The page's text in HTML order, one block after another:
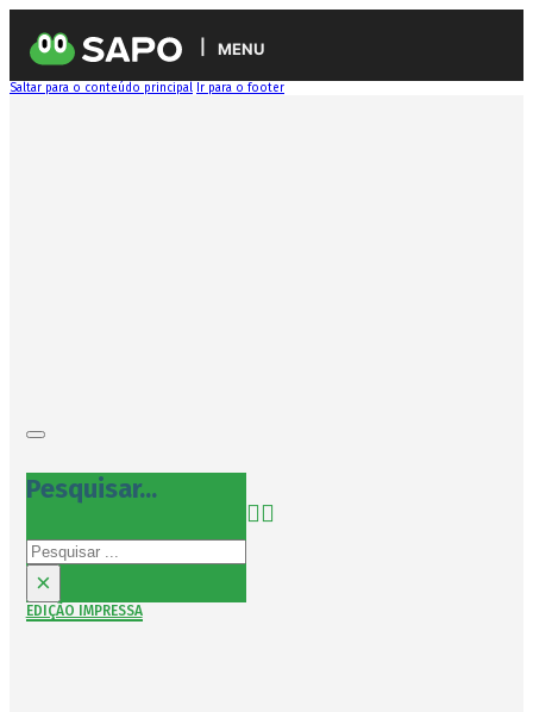
MENU
Saltar para o conteúdo principal Ir para o footer
Pesquisar...
Pesquisar
×
EDIÇÃO IMPRESSA